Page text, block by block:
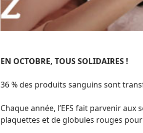
EN OCTOBRE, TOUS SOLIDAIRES !
36 % des produits sanguins sont
Chaque année, l’EFS fait parvenir
plaquettes et de globules rouges